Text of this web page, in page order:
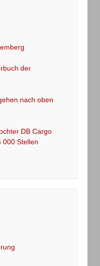
der
nach oben
DB Cargo
000 Stellen